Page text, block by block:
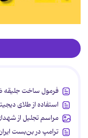
فرمول ساخت جلیقه
استفاده از طلای
مراسم تجلیل از
ترامپ در بن‌بست